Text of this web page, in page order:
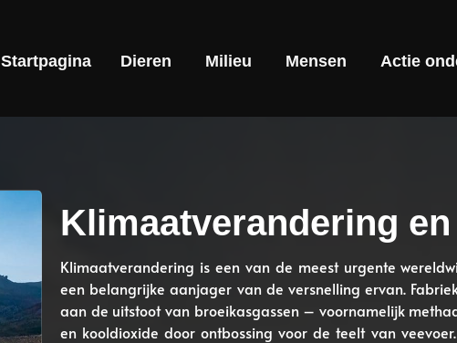
Startpagina Dieren Milieu Mensen Actie
Klimaatverandering
Klimaatverandering is een van de meest urgente
een belangrijke aanjager van de versnelling ervan.
aan de uitstoot van broeikasgassen – voornamelijk
en kooldioxide door ontbossing voor de teelt van